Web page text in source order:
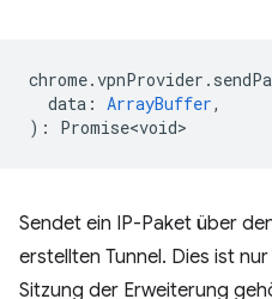
chrome.vpnProvider .
data : ArrayBuffer,
) : Promise<void>
Sendet ein IP-Paket über
erstellten Tunnel. Dies ist
Sitzung der Erweiterung